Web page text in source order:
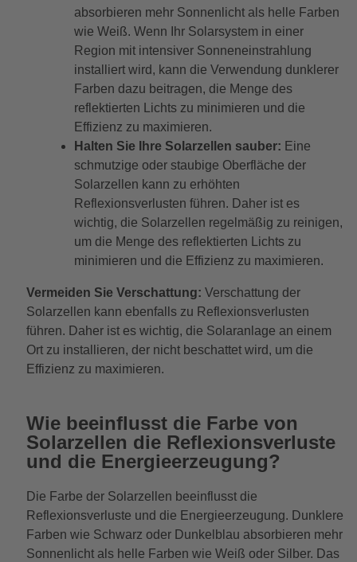
absorbieren mehr Sonnenlicht als helle Farben
wie Weiß. Wenn Ihr Solarsystem in einer
Region mit intensiver Sonneneinstrahlung
installiert wird, kann die Verwendung dunklerer
Farben dazu beitragen, die Menge des
reflektierten Lichts zu minimieren und die
Effizienz zu maximieren.
Halten Sie Ihre Solarzellen sauber: Eine
schmutzige oder staubige Oberfläche der
Solarzellen kann zu erhöhten
Reflexionsverlusten führen. Daher ist es
wichtig, die Solarzellen regelmäßig zu reinigen,
um die Menge des reflektierten Lichts zu
minimieren und die Effizienz zu maximieren.
Vermeiden Sie Verschattung: Verschattung der
Solarzellen kann ebenfalls zu Reflexionsverlusten
führen. Daher ist es wichtig, die Solaranlage an einem
Ort zu installieren, der nicht beschattet wird, um die
Effizienz zu maximieren.
Wie beeinflusst die Farbe von
Solarzellen die Reflexionsverluste
und die Energieerzeugung?
Die Farbe der Solarzellen beeinflusst die
Reflexionsverluste und die Energieerzeugung. Dunklere
Farben wie Schwarz oder Dunkelblau absorbieren mehr
Sonnenlicht als helle Farben wie Weiß oder Silber. Das